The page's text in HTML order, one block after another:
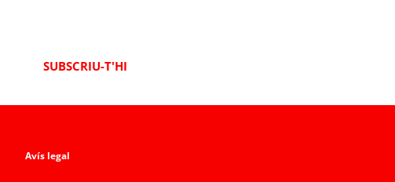
SUBSCRIU-T'HI
Avís legal